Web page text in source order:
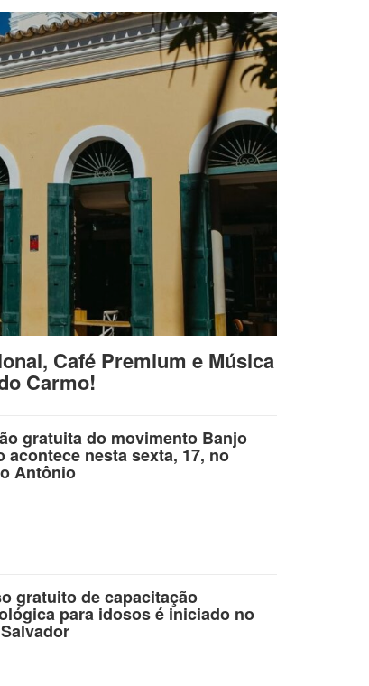
Café Premium e Música
Carmo!
gratuita do movimento Banjo
acontece nesta sexta, 17, no
Antônio
gratuito de capacitação
para idosos é iniciado no